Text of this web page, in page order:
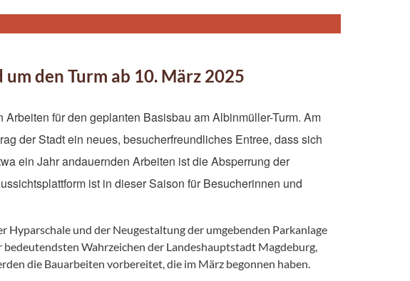
den Turm ab 10. März 2025
für den geplanten Basisbau am Albinmüller-Turm. Am
der Stadt ein neues, besucherfreundliches Entree, dass sich
ein Jahr andauernden Arbeiten ist die Absperrung der
ist in dieser Saison für Besucherinnen und
Hyparschale und der Neugestaltung der umgebenden Parkanlage
Wahrzeichen der Landeshauptstadt Magdeburg,
die Bauarbeiten vorbereitet, die im März begonnen haben.